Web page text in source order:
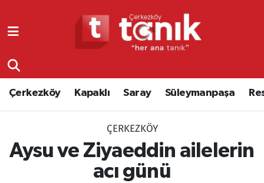
Çerkezköy Kapaklı Saray Süleymanpaşa
ÇERKEZKÖY
Aysu ve Ziyaeddin ailelerin
acı günü
Resmi Reklamlar
Tekirdağ Nöbetçi Eczaneler
Tekirdağ Trafik Yoğunluk Haritası
Süper Lig Puan Durumu ve Fikstür